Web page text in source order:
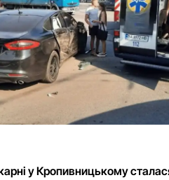
у Кропивницькому